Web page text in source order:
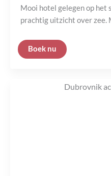
Mooi hotel gelegen op het
prachtig uitzicht over zee.